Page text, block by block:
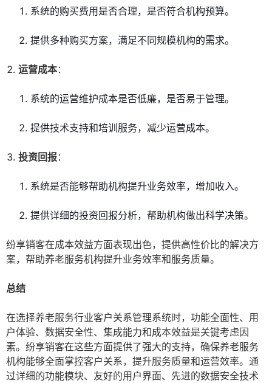
系统的购买费用是否合理，是否符合机构预算。
提供多种购买方案，满足不同规模机构的需求。
运营成本：
系统的运营维护成本是否低廉，是否易于管理。
提供技术支持和培训服务，减少运营成本。
投资回报：
系统是否能够帮助机构提升业务效率，增加收入。
提供详细的投资回报分析，帮助机构做出科学决策。
纷享销客在成本效益方面表现出色，提供高性价比的解决方
案，帮助养老服务机构提升业务效率和服务质量。
总结
在选择养老服务行业客户关系管理系统时，功能全面性、用
户体验、数据安全性、集成能力和成本效益是关键考虑因
素。纷享销客在这些方面提供了强大的支持，确保养老服务
机构能够全面掌控客户关系，提升服务质量和运营效率。通
过详细的功能模块、友好的用户界面、先进的数据安全技术